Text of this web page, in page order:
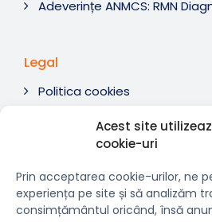
Acest site
cookie-uri
Prin acceptarea cookie-urilor, ne
experiența pe site și să analizăm
consimțământul oricând, însă
Adeverințe ANMCS: RMN
Legal
Politica cookies
Soluționare litigii